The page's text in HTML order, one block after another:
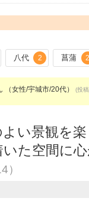
八代 2 菖蒲
（女性/宇城市/20代） (投
い景観を
た空間に